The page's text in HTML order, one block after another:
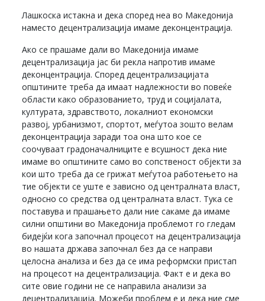
Лашкоска истакна и дека според неа во Македонија
наместо децентрализација имаме деконцентрација.
Ако се прашаме дали во Македонија имаме
децентрализација јас би рекла напротив имаме
деконцентрација. Според децентрализацијата
општините треба да имаат надлежности во повеќе
области како образованието, труд и социјалата,
културата, здравството, локалниот економски
развој, урбанизмот, спортот, меѓутоа зошто велам
деконцентрација заради тоа она што кое се
соочуваат градоначалниците е всушност дека ние
имаме во општините само во сопственост објекти за
кои што треба да се грижат меѓутоа работењето на
тие објекти се уште е зависно од централната власт,
односно со средства од централната власт. Тука се
поставува и прашањето дали ние сакаме да имаме
силни општини во Македонија проблемот го гледам
бидејќи кога започнал процесот на децентрализација
во нашата држава започнал без да се направи
целосна анализа и без да се има реформски пристап
на процесот на децентрализација. Факт е и дека во
сите овие години не се направила анализи за
децентрализација. Можеби проблем е и дека ние сме